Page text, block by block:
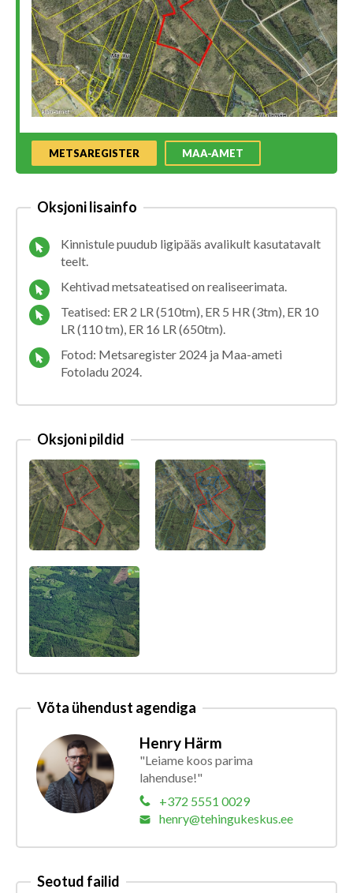
METSAREGISTER MAA-AMET
Oksjoni lisainfo
Kinnistule puudub ligipääs avalikult kasutatavalt
teelt.
Kehtivad metsateatised on realiseerimata.
Teatised: ER 2 LR (510tm), ER 5 HR (3tm), ER 10
LR (110 tm), ER 16 LR (650tm).
Fotod: Metsaregister 2024 ja Maa-ameti
Fotoladu 2024.
Oksjoni pildid
Võta ühendust agendiga
Henry Härm
"Leiame koos parima
lahenduse!"
+372 5551 0029
henry@tehingukeskus.ee
Seotud failid